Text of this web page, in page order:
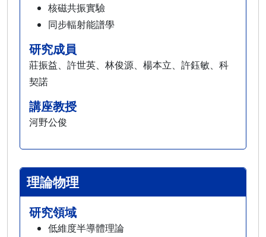
核磁共振實驗
同步輻射能譜學
研究成員
莊振益、許世英、林俊源、楊本立、許鈺敏、科
契諾
講座教授
河野公俊
理論物理
研究領域
低維度半導體理論